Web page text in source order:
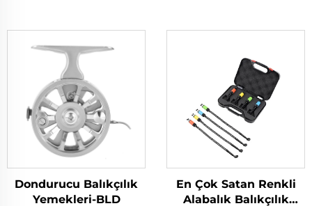
Dondurucu Balıkçılık
Yemekleri-BLD
En Çok Satan Renkli
Alabalık Balıkçılık